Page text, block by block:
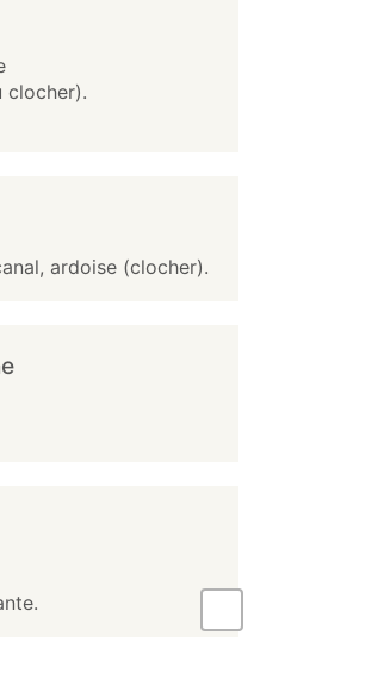
clocher).
ardoise (clocher).